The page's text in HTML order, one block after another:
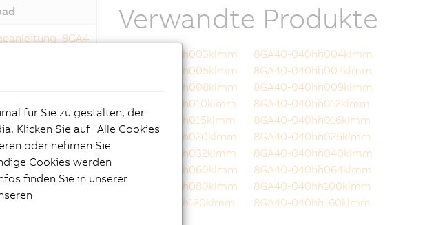
Verwandte Produkte
8GA40-040hh003klmm
8GA40-040hh004klmm
8GA40-040hh005klmm
8GA40-040hh007klmm
8GA40-040hh008klmm
8GA40-040hh009klmm
8GA40-040hh010klmm
8GA40-040hh012klmm
8GA40-040hh015klmm
8GA40-040hh016klmm
8GA40-040hh020klmm
8GA40-040hh025klmm
8GA40-040hh032klmm
8GA40-040hh040klmm
8GA40-040hh060klmm
8GA40-040hh064klmm
8GA40-040hh080klmm
8GA40-040hh100klmm
8GA40-040hh120klmm
8GA40-040hh160klmm
für Sie zu gestalten, der
Klicken Sie auf "Alle Cookies
oder nehmen Sie
Cookies werden
finden Sie in unserer